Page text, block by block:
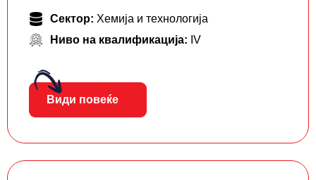
Сектор: Хемија и технологија
Ниво на квалификација: IV
Види повеќе